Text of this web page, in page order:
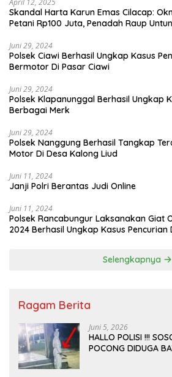
April 12, 2025
Skandal Harta Karun Emas Cilacap:
Petani Rp100 Juta, Penadah Raup
Juni 29, 2024
Polsek Ciawi Berhasil Ungkap Kasus
Bermotor Di Pasar Ciawi
Juni 29, 2024
Polsek Klapanunggal Berhasil Ungkap
Berbagai Merk
Juni 29, 2024
Polsek Nanggung Berhasil Tangkap
Motor Di Desa Kalong Liud
Juni 11, 2024
Janji Polri Berantas Judi Online
Juni 11, 2024
Polsek Rancabungur Laksanakan Giat
2024 Berhasil Ungkap Kasus
Selengkapnya
Ragam Berita
Juni 5, 2026
HALLO POLISI !!!
POCONG DIDUGA